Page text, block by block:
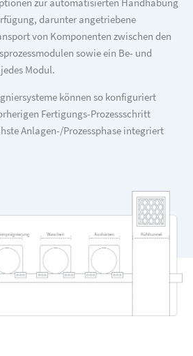
zur automatisierten Handhabung
darunter angetriebene
von Komponenten zwischen den
sowie ein Be- und
Modul.
können so konfiguriert
Fertigungs-Prozessschritt
Anlagen-/Prozessphase integriert